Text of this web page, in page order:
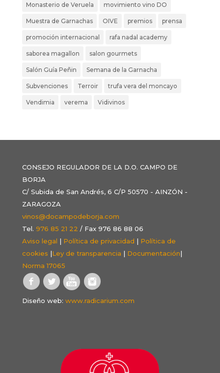
Monasterio de Veruela movimiento vino DO
Muestra de Garnachas OIVE premios prensa
promoción internacional rafa nadal academy
saborea magallon salon gourmets
Salón Guía Peñin Semana de la Garnacha
Subvenciones Terroir trufa vera del moncayo
Vendimia verema Vidivinos
CONSEJO REGULADOR DE LA D.O. CAMPO DE
BORJA
C/ Subida de San Andrés, 6 C/P 50570 - AINZÓN -
ZARAGOZA
vinos@docampodeborja.com
Tel. 976 85 21 22 / Fax 976 86 88 06
Aviso legal | Política de privacidad | Política de
cookies |Ley de transparencia | Documentación|
Norma 17065
Diseño web: www.radicarium.com